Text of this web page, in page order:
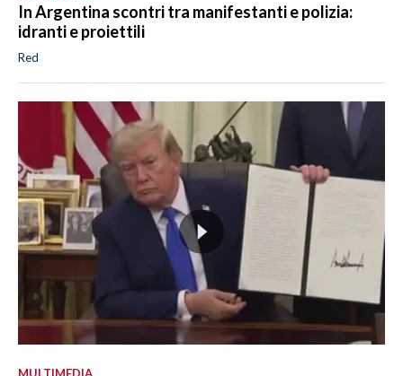
In Argentina scontri tra manifestanti e polizia:
idranti e proiettili
Red